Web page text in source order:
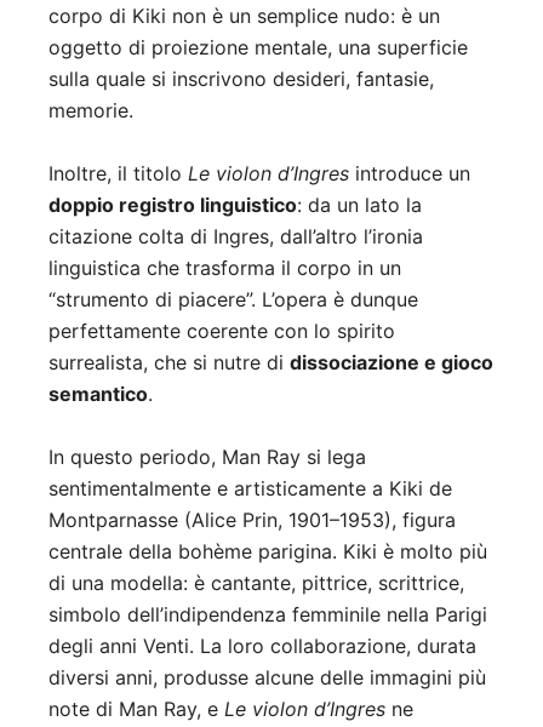
corpo di Kiki non è un semplice nudo: è un
oggetto di proiezione mentale, una superficie
sulla quale si inscrivono desideri, fantasie,
memorie.
Inoltre, il titolo Le violon d’Ingres introduce un
doppio registro linguistico: da un lato la
citazione colta di Ingres, dall’altro l’ironia
linguistica che trasforma il corpo in un
“strumento di piacere”. L’opera è dunque
perfettamente coerente con lo spirito
surrealista, che si nutre di dissociazione e gioco
semantico.
In questo periodo, Man Ray si lega
sentimentalmente e artisticamente a Kiki de
Montparnasse (Alice Prin, 1901–1953), figura
centrale della bohème parigina. Kiki è molto più
di una modella: è cantante, pittrice, scrittrice,
simbolo dell’indipendenza femminile nella Parigi
degli anni Venti. La loro collaborazione, durata
diversi anni, produsse alcune delle immagini più
note di Man Ray, e Le violon d’Ingres ne